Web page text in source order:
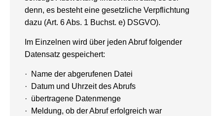
denn, es besteht eine gesetzliche Verpflichtung
dazu (Art. 6 Abs. 1 Buchst. e) DSGVO).
Im Einzelnen wird über jeden Abruf folgender
Datensatz gespeichert:
· Name der abgerufenen Datei
· Datum und Uhrzeit des Abrufs
· übertragene Datenmenge
· Meldung, ob der Abruf erfolgreich war